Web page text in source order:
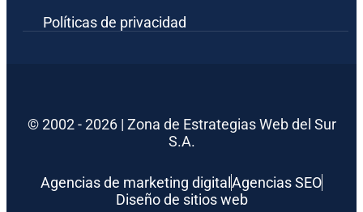
Políticas de privacidad
© 2002 - 2026 | Zona de Estrategias Web del Sur
S.A.
Agencias de marketing digital Agencias SEO
Diseño de sitios web